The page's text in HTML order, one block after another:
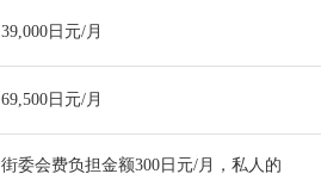
39,000日元/月
69,500日元/月
街委会费负担金额300日元/月，私人的